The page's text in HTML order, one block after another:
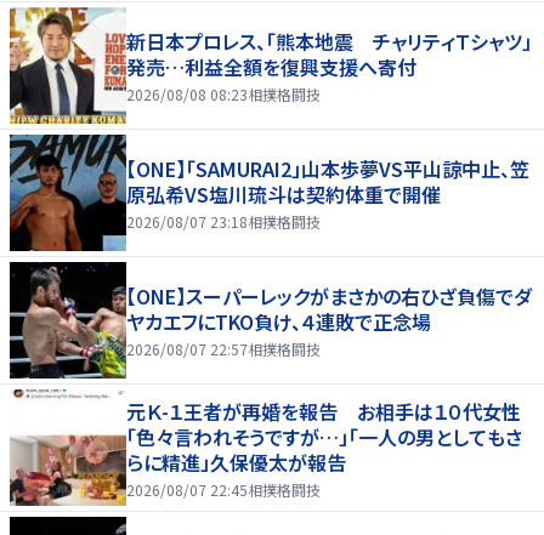
新日本プロレス、「熊本地震 チャリティＴシャツ」
発売…利益全額を復興支援へ寄付
2026/08/08 08:23相撲格闘技
【ONE】「SAMURAI2」山本歩夢VS平山諒中止、笠
原弘希VS塩川琉斗は契約体重で開催
2026/08/07 23:18相撲格闘技
【ONE】スーパーレックがまさかの右ひざ負傷でダ
ヤカエフにTKO負け、４連敗で正念場
2026/08/07 22:57相撲格闘技
元Ｋ-１王者が再婚を報告 お相手は１０代女性
「色々言われそうですが…」「一人の男としてもさ
らに精進」久保優太が報告
2026/08/07 22:45相撲格闘技